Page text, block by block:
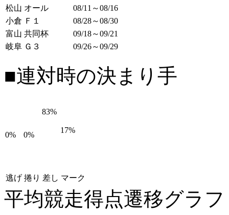
松山 オール
08/11～08/16
小倉 Ｆ１
08/28～08/30
富山 共同杯
09/18～09/21
岐阜 Ｇ３
09/26～09/29
■連対時の決まり手
0% 0%
83%
17%
逃げ 捲り 差し マーク
平均競走得点遷移グラ